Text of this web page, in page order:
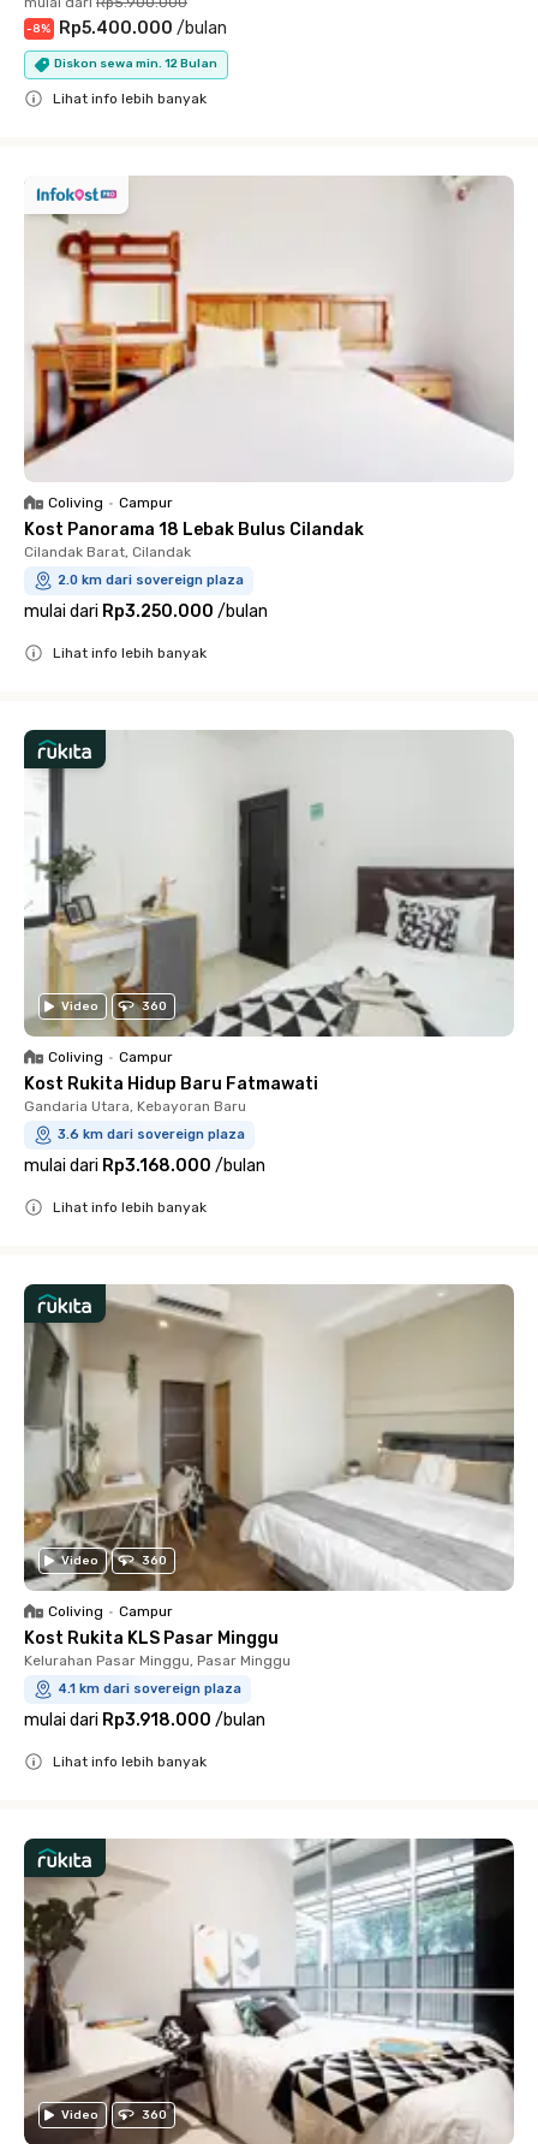
-8% Rp5.400.000 /bulan
Diskon sewa min. 12 Bulan
Lihat info lebih banyak
Coliving • Campur
Kost Panorama 18 Lebak Bulus Cilandak
Cilandak Barat, Cilandak
2.0 km dari sovereign plaza
mulai dari Rp3.250.000 /bulan
Lihat info lebih banyak
Video 360
Coliving • Campur
Kost Rukita Hidup Baru Fatmawati
Gandaria Utara, Kebayoran Baru
3.6 km dari sovereign plaza
mulai dari Rp3.168.000 /bulan
Lihat info lebih banyak
Video 360
Coliving • Campur
Kost Rukita KLS Pasar Minggu
Kelurahan Pasar Minggu, Pasar Minggu
4.1 km dari sovereign plaza
mulai dari Rp3.918.000 /bulan
Lihat info lebih banyak
Video 360